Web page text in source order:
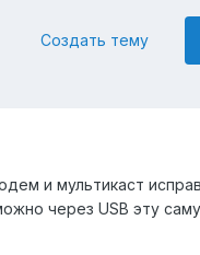
Создать тему
и мультикаст
через USB эту